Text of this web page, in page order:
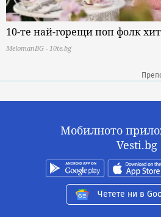
10-те най-горещи поп фолк
MelomanBG - 10te.bg
Мобилното
Vesti.bg
Четете ни в